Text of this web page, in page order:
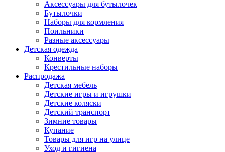
Аксессуары для бутылочек
Бутылочки
Наборы для кормления
Поильники
Разные аксессуары
Детская одежда
Конверты
Крестильные наборы
Распродажа
Детская мебель
Детские игры и игрушки
Детские коляски
Детский транспорт
Зимние товары
Купание
Товары для игр на улице
Уход и гигиена